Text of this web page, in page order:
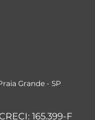
Grande- SP
165.399-F